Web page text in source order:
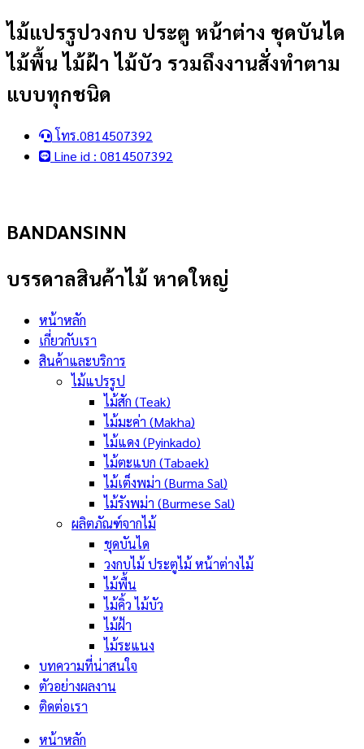
Skip
content
ไม้แปรรูปวงกบ ประตู หน้าต่าง ชุดบันได
ไม้พื้น ไม้ฝ้า ไม้บัว รวมถึงงานสั่งทำตาม
แบบทุกชนิด
โทร.0814507392
Line id : 0814507392
BANDANSINN
บรรดาลสินค้าไม้ หาดใหญ่
หน้าหลัก
เกี่ยวกับเรา
สินค้าและบริการ
ไม้แปรรูป
ไม้สัก (Teak)
ไม้มะค่า (Makha)
ไม้แดง (Pyinkado)
ไม้ตะแบก (Tabaek)
ไม้เต็งพม่า (Burma Sal)
ไม้รังพม่า (Burmese Sal)
ผลิตภัณฑ์จากไม้
ชุดบันได
วงกบไม้ ประตูไม้ หน้าต่างไม้
ไม้พื้น
ไม้คิ้ว ไม้บัว
ไม้ฝ้า
ไม้ระแนง
บทความที่น่าสนใจ
ตัวอย่างผลงาน
ติดต่อเรา
หน้าหลัก